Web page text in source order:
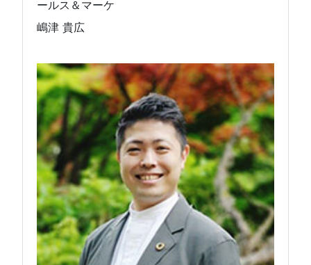
ールス＆マーケ
嶋津 貴広